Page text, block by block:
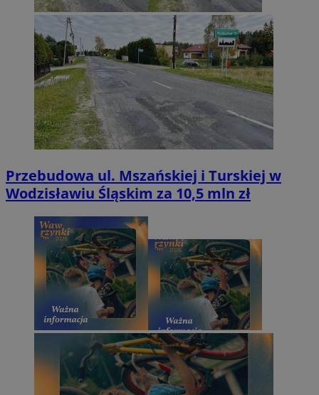
Przebudowa ul. Mszańskiej i Turskiej w
Wodzisławiu Śląskim za 10,5 mln zł